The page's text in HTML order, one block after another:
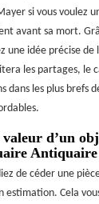
si vous voulez
avant sa mort.
une idée précise de
les partages, le
dans les plus brefs
d’un
de céder une
estimation. Cela